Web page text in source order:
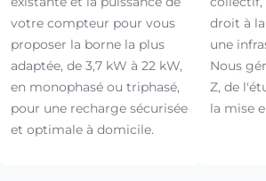
votre compteur pour vous
proposer la borne la plus
adaptée, de 3,7 kW à 22 kW,
en monophasé ou triphasé,
pour une recharge sécurisée
et optimale à domicile.
droit à
une
Nous
Z, de
la mise